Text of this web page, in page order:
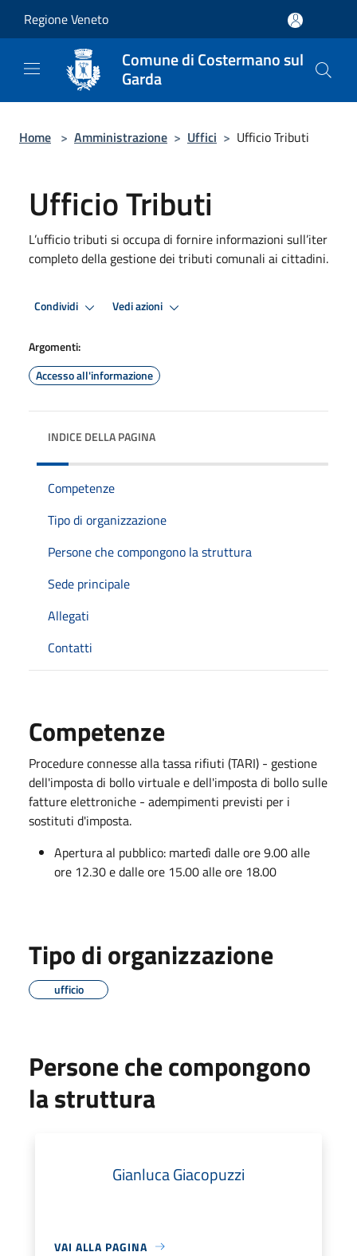
Regione Veneto
Comune di Costermano sul
Garda
Home > Amministrazione > Uffici > Ufficio Tributi
Ufficio Tributi
L’ufficio tributi si occupa di fornire informazioni sull’iter
completo della gestione dei tributi comunali ai cittadini.
Condividi Vedi azioni
Argomenti:
Accesso all'informazione
INDICE DELLA PAGINA
Competenze
Tipo di organizzazione
Persone che compongono la struttura
Sede principale
Allegati
Contatti
Competenze
Procedure connesse alla tassa rifiuti (TARI) - gestione
dell'imposta di bollo virtuale e dell'imposta di bollo sulle
fatture elettroniche - adempimenti previsti per i
sostituti d'imposta.
Apertura al pubblico: martedì dalle ore 9.00 alle
ore 12.30 e dalle ore 15.00 alle ore 18.00
Tipo di organizzazione
ufficio
Persone che compongono
la struttura
Gianluca Giacopuzzi
VAI ALLA PAGINA